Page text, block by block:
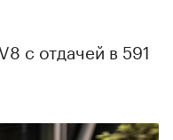
с отдачей в 591